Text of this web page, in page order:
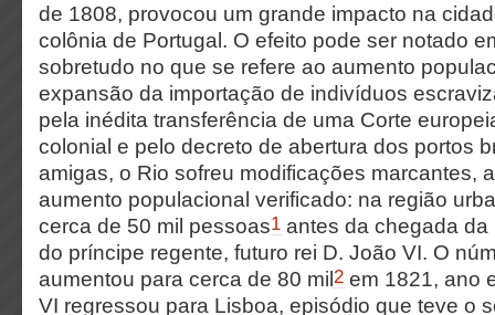
de 1808, provocou um grande impacto na
colônia de Portugal. O efeito pode ser notado
sobretudo no que se refere ao aumento
expansão da importação de indivíduos
pela inédita transferência de uma Corte
colonial e pelo decreto de abertura dos portos
amigas, o Rio sofreu modificações marcantes,
aumento populacional verificado: na região
cerca de 50 mil pessoas1 antes da chegada da
do príncipe regente, futuro rei D. João VI. O
aumentou para cerca de 80 mil 2 em 1821, ano
VI regressou para Lisboa, episódio que teve o